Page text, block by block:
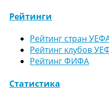
Рейтинги
Рейтинг стран
Рейтинг клубов
Рейтинг ФИФА
Статистика